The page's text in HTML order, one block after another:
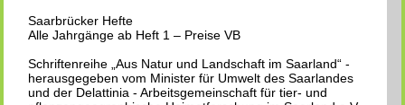
Saarbrücker Hefte
Alle Jahrgänge ab Heft 1 – Preise VB
Schriftenreihe „Aus Natur und Landschaft im Saarland“ -
herausgegeben vom Minister für Umwelt des Saarlandes
und der Delattinia - Arbeitsgemeinschaft für tier- und